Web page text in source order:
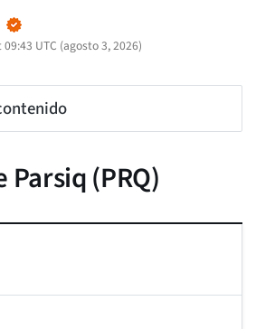
UTC (agosto 3, 2026)
Parsiq (PRQ)